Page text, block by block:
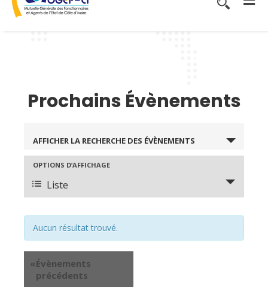
Prochains Évènements
Recherche
et
navigation
vues
Évènements
AFFICHER LA RECHERCHE DES ÉVÈNEMENTS
Navigation
de
évènement
OPTIONS D’AFFICHAGE
Liste
Aucun résultat trouvé.
«Évènements
précédents